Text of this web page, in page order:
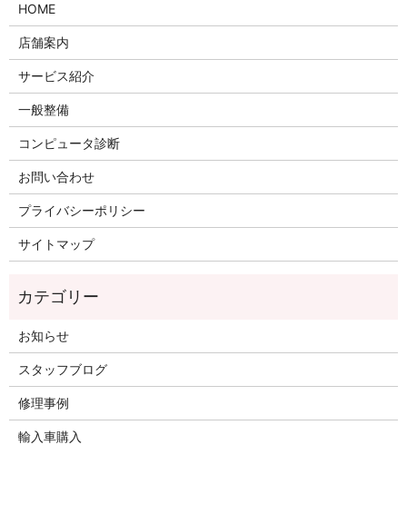
HOME
店舗案内
サービス紹介
一般整備
コンピュータ診断
お問い合わせ
プライバシーポリシー
サイトマップ
お知らせ
スタッフブログ
修理事例
輸入車購入